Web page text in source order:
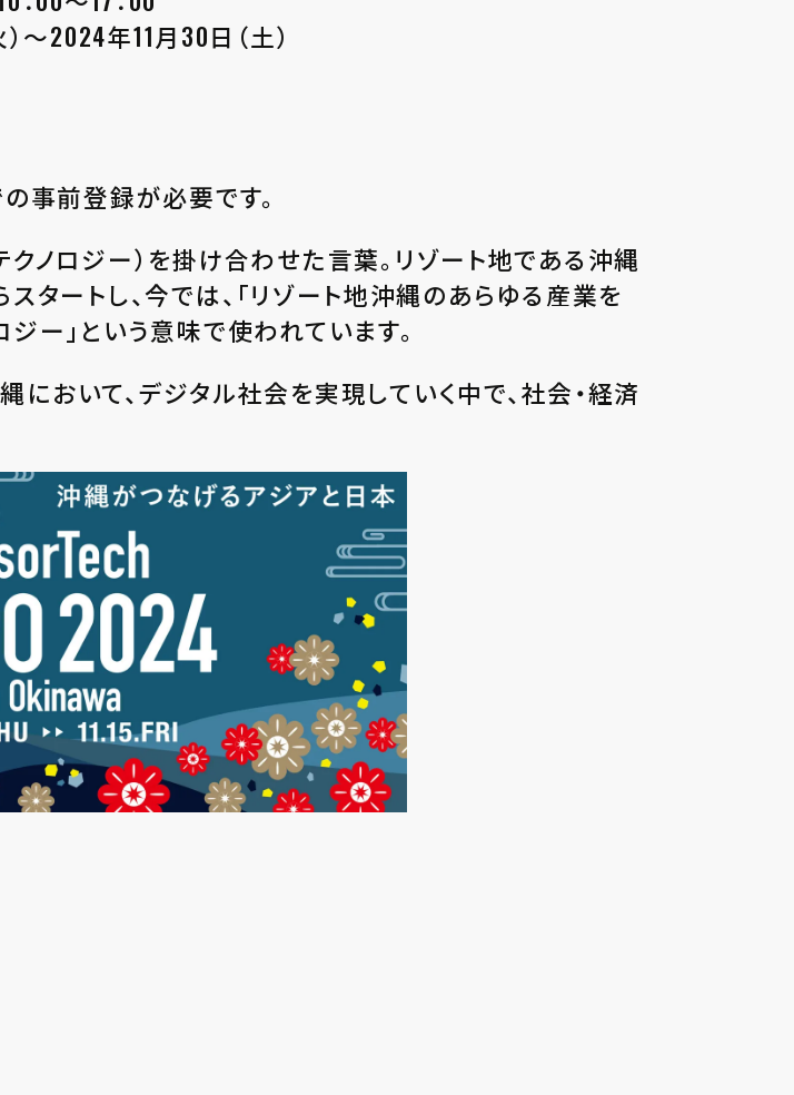
～2024年11月30日（土）
前登録が必要です。
クノロジー）を掛け合わせた言葉。リゾート地である沖縄
タートし、今では、「リゾート地沖縄のあらゆる産業を
ー」という意味で使われています。
において、デジタル社会を実現していく中で、社会・経済